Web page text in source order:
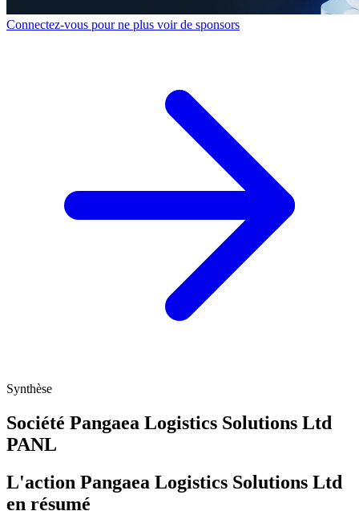
Connectez-vous pour ne plus voir de sponsors
Synthèse
Société Pangaea Logistics Solutions Ltd
PANL
L'action Pangaea Logistics Solutions Ltd
en résumé